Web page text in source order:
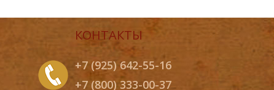
КОНТАКТЫ
+7 (925) 642-55-16
+7 (800) 333-00-37